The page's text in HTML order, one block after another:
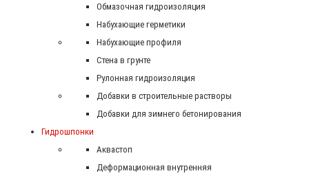
Обмазочная гидроизоляция
Набухающие герметики
Набухающие профиля
Стена в грунте
Рулонная гидроизоляция
Добавки в строительные растворы
Добавки для зимнего бетонирования
Гидрошпонки
Аквастоп
Деформационная внутренняя